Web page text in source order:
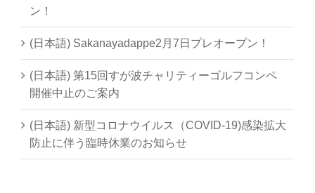
ン！
(日本語) Sakanayadappe2月7日プレオープン！
(日本語) 第15回すが波チャリティーゴルフコンペ
開催中止のご案内
(日本語) 新型コロナウイルス（COVID-19)感染拡大
防止に伴う臨時休業のお知らせ